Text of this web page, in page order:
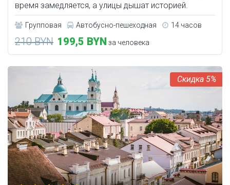
время замедляется, а улицы дышат историей.
Групповая Автобусно-пешеходная 14 часов
210 BYN 199,5 BYN за человека
5%